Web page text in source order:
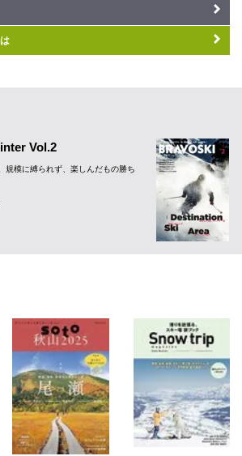
Vol.2
規模に縛られず、楽しんだもの勝ち